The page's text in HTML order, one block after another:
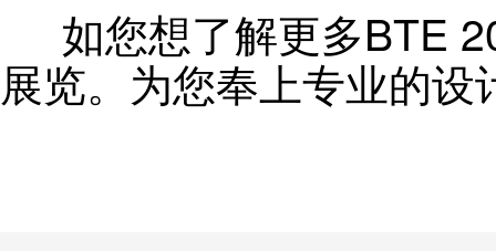
如您想了解更多BTE
展览。为您奉上专业的设